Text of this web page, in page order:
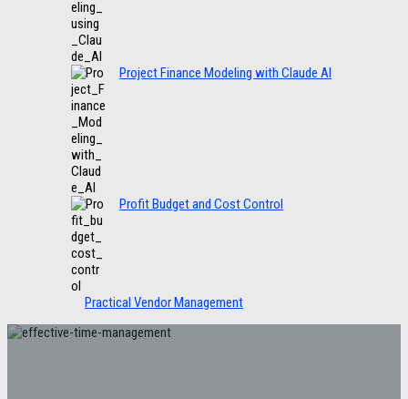
Project Finance Modeling with Claude AI
Profit Budget and Cost Control
Practical Vendor Management